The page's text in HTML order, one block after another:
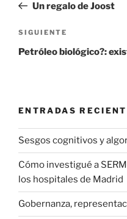
entradas
anterior:
Un regalo de Joost
Siguiente
entrada
SIGUIENTE
Petróleo biológico?:
ENTRADAS
Sesgos cognitivos y
Cómo investigué a
los hospitales de Madrid
Gobernanza,